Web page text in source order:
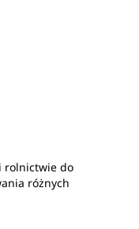
rolnictwie do
różnych